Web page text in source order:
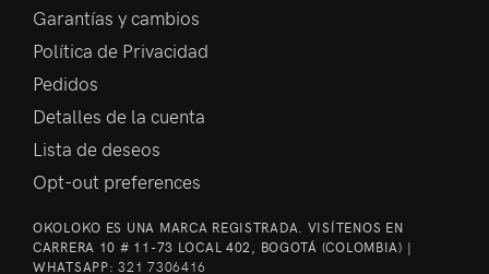
Garantías y cambios
Política de Privacidad
Pedidos
Detalles de la cuenta
Lista de deseos
Opt-out preferences
OKOLOKO ES UNA MARCA REGISTRADA. VISÍTENOS EN
CARRERA 10 # 11-73 LOCAL 402, BOGOTÁ (COLOMBIA) |
WHATSAPP:321 7306416